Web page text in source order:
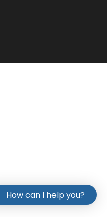
How can I help you?